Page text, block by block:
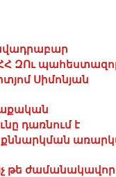
ԶՈւ
Սիմոնյան
դառնում է
քննարկման
թե ժամանակավոր